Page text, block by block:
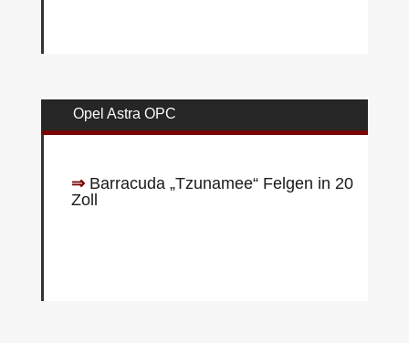
Opel Astra OPC
⇒Barracuda „Tzunamee“ Felgen in 20
Zoll